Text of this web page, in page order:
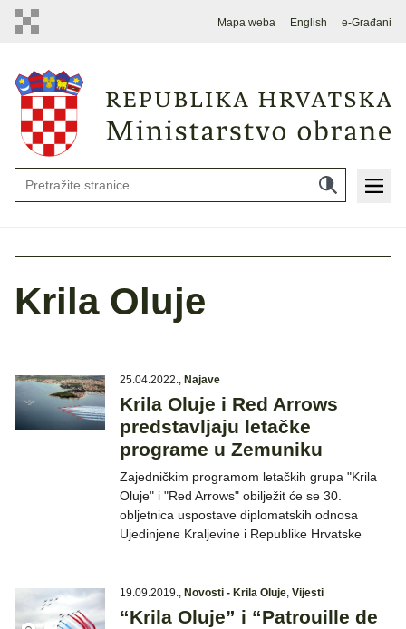
Mapa weba English e-Građani
Krila Oluje
25.04.2022., Najave
Krila Oluje i Red Arrows
predstavljaju letačke
programe u Zemuniku
Zajedničkim programom letačkih grupa "Krila
Oluje" i "Red Arrows" obilježit će se 30.
obljetnica uspostave diplomatskih odnosa
Ujedinjene Kraljevine i Republike Hrvatske
19.09.2019., Novosti - Krila Oluje, Vijesti
“Krila Oluje” i “Patrouille de